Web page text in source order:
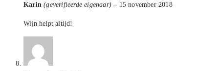
Karin(geverifieerde eigenaar) – 15 november 2018
Wijn helpt altijd!